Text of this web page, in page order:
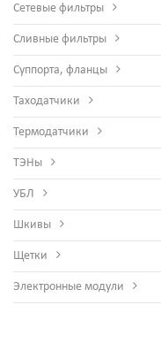
Сетевые фильтры
Сливные фильтры
Суппорта, фланцы
Таходатчики
Термодатчики
ТЭНы
УБЛ
Шкивы
Щетки
Электронные модули